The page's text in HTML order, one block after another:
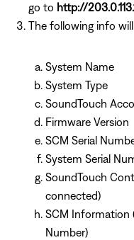
go to http://
The following info
System Name
System Type
SoundTouch
Firmware Version
SCM Serial
System Serial
SoundTouch
connected)
SCM Information
Number)